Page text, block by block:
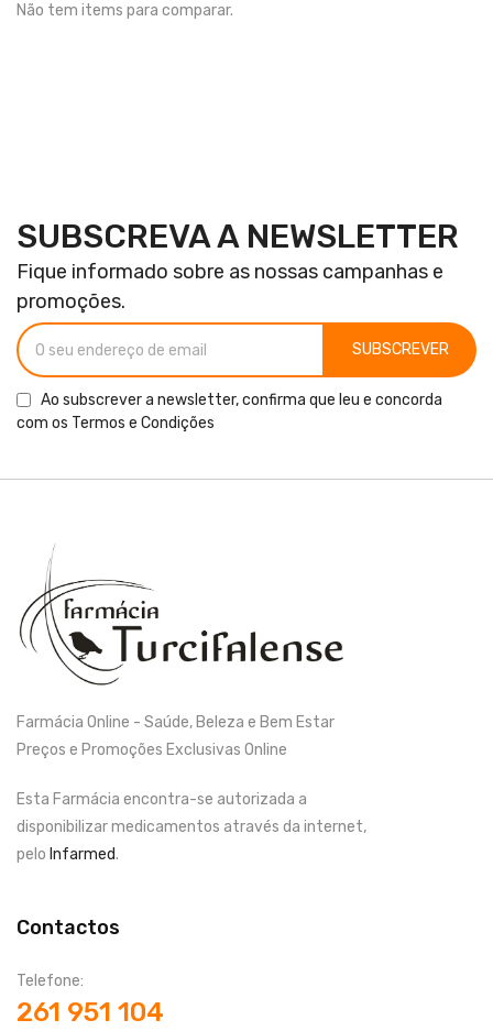
Não tem items para comparar.
SUBSCREVA A NEWSLETTER
Fique informado sobre as nossas campanhas e
promoções.
SUBSCREVER
Ao subscrever a newsletter, confirma que leu e concorda
com os Termos e Condições
Farmácia Online - Saúde, Beleza e Bem Estar
Preços e Promoções Exclusivas Online
Esta Farmácia encontra-se autorizada a
disponibilizar medicamentos através da internet,
pelo Infarmed.
Contactos
Telefone:
261 951 104